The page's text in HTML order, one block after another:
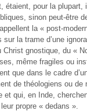
étaient, pour la
sinon peut-être
la « post-
la trame d’une
gnostique, du «
même fragiles ou
que dans le cadre
de théologiens ou
et qui, en Inde,
propre « dedans ».